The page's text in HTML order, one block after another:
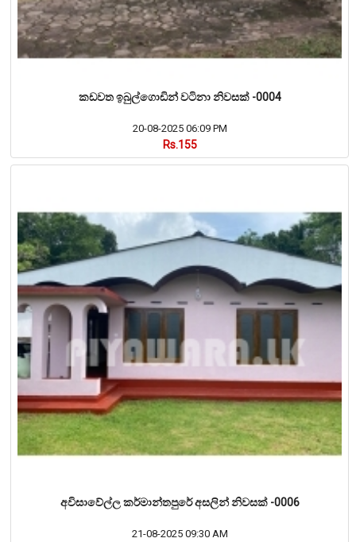
කඩවත ඉබුල්ගොඩින් වටිනා නිවසක් -0004
20-08-2025 06:09 PM
Rs.155
අවිසාවේල්ල කර්මාන්තපුරේ අසලින් නිවසක් -0006
21-08-2025 09:30 AM